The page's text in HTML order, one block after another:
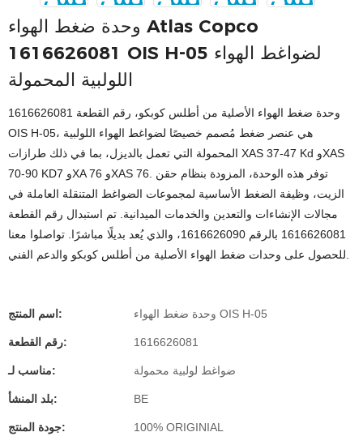
وحدة ضغط الهواء Atlas Copco
1616626081 OIS H-05 لضواغط الهواء
اللولبية المحمولة
وحدة ضغط الهواء الأصلية من أطلس كوبكو، رقم القطعة 1616626081
OIS H-05، هي عنصر ضغط مُصمم خصيصًا لضواغط الهواء اللولبية
المحمولة التي تعمل بالديزل، بما في ذلك طرازات XAS 37-47 Kd وXAS
70-90 KD7 وXA 76 وXAS 76. توفر هذه الوحدة، المزودة بنظام حقن
الزيت، وظيفة الضغط الأساسية لمجموعات الضواغط المتنقلة العاملة في
مجالات الإنشاءات والتعدين والخدمات الميدانية. تم استبدال رقم القطعة
1616626081 بالرقم 1616626090، والذي يُعد بديلًا مباشرًا. تواصلوا معنا
اسم المنتج: وحدة ضغط الهواء OIS H-05
رقم القطعة: 1616626081
مناسب لـ: ضواغط لولبية محمولة
بلد المنشأ: BE
جودة المنتج: 100% ORIGINIAL